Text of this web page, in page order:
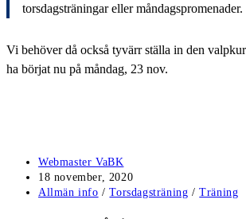
torsdagsträningar eller måndagspromenader.
Vi behöver då också tyvärr ställa in den
ha börjat nu på måndag, 23 nov.
Inläggsförfattare:
Webmaster VaBK
Inlägget
publicerat:
18 november, 2020
Inläggskategori:
Allmän info / Torsdagsträning / Träning